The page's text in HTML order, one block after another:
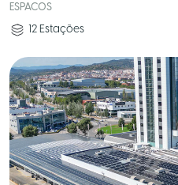
ESPACOS
12 Estações